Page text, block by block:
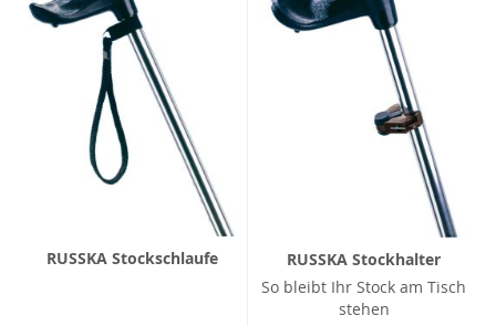
RUSSKA Stockschlaufe
RUSSKA Stockhalter
So bleibt Ihr Stock am Tisch
stehen